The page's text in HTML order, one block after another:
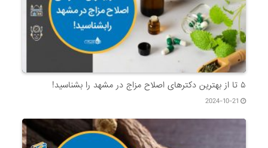
۵ تا از بهترین دکتر‌های اصلاح مزاج در مشهد را بشناسید!
2024-10-21